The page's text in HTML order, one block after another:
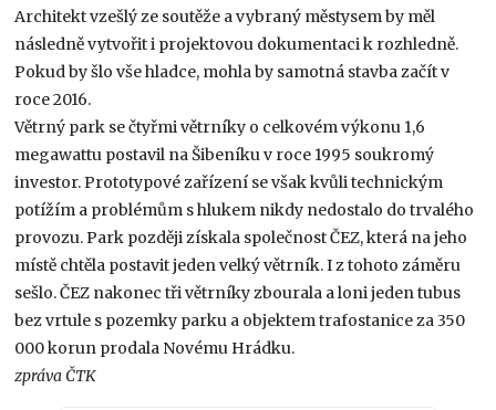
Architekt vzešlý ze soutěže a vybraný městysem by měl
následně vytvořit i projektovou dokumentaci k rozhledně.
Pokud by šlo vše hladce, mohla by samotná stavba začít v
roce 2016.
Větrný park se čtyřmi větrníky o celkovém výkonu 1,6
megawattu postavil na Šibeníku v roce 1995 soukromý
investor. Prototypové zařízení se však kvůli technickým
potížím a problémům s hlukem nikdy nedostalo do trvalého
provozu. Park později získala společnost ČEZ, která na jeho
místě chtěla postavit jeden velký větrník. I z tohoto záměru
sešlo. ČEZ nakonec tři větrníky zbourala a loni jeden tubus
bez vrtule s pozemky parku a objektem trafostanice za 350
000 korun prodala Novému Hrádku.
zpráva ČTK